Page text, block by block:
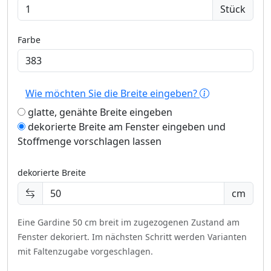
Stück
Farbe
Wie möchten Sie die Breite eingeben?
glatte, genähte Breite eingeben
dekorierte Breite am Fenster eingeben und
Stoffmenge vorschlagen lassen
dekorierte Breite
cm
Eine Gardine 50 cm breit im zugezogenen Zustand am
Fenster dekoriert. Im nächsten Schritt werden Varianten
mit Faltenzugabe vorgeschlagen.